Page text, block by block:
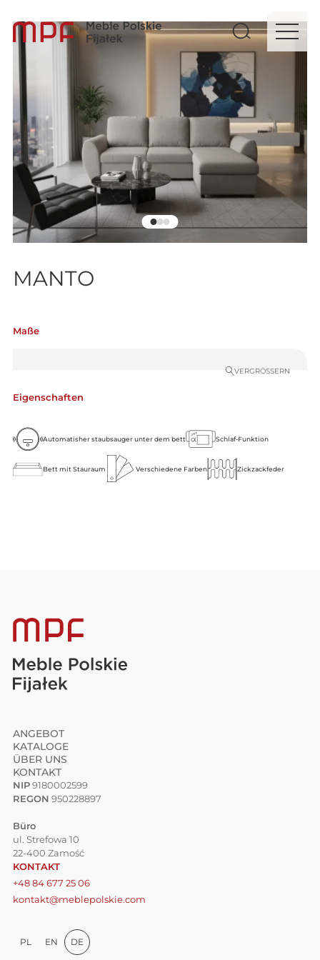
MANTO
Maße
VERGRÖSSERN
Eigenschaften
Automatisher staubsauger unter dem bett Schlaf-Funktion
Bett mit Stauraum Verschiedene Farben Zickzackfeder
ANGEBOT
KATALOGE
ÜBER UNS
KONTAKT
NIP 9180002599
REGON 950228897
Büro
ul. Strefowa 10
22-400 Zamość
KONTAKT
+48 84 677 25 06
kontakt@meblepolskie.com
PL EN DE